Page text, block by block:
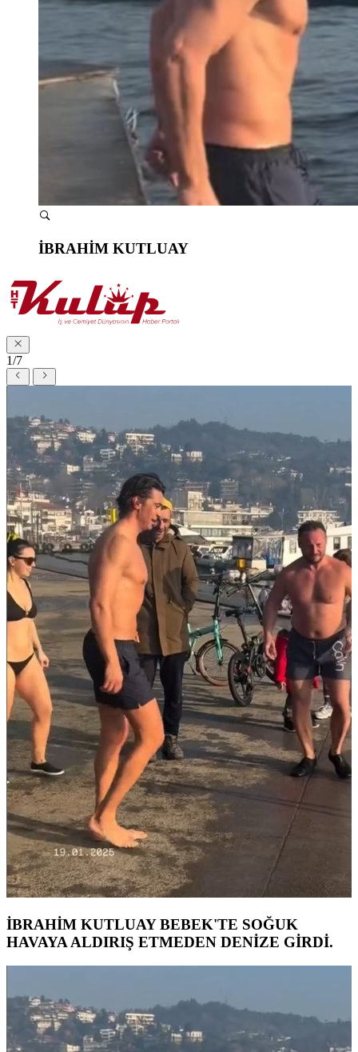
İBRAHİM KUTLUAY
1/7
İBRAHİM KUTLUAY BEBEK'TE SOĞUK
HAVAYA ALDIRIŞ ETMEDEN DENİZE GİRDİ.